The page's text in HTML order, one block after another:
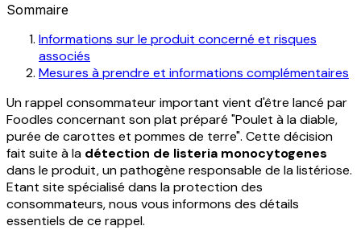
Sommaire
Informations sur le produit concerné et risques
associés
Mesures à prendre et informations complémentaires
Un rappel consommateur important vient d'être lancé par
Foodles concernant son plat préparé "Poulet à la diable,
purée de carottes et pommes de terre". Cette décision
fait suite à la détection de listeria monocytogenes
dans le produit, un pathogène responsable de la listériose.
Etant site spécialisé dans la protection des
consommateurs, nous vous informons des détails
essentiels de ce rappel.